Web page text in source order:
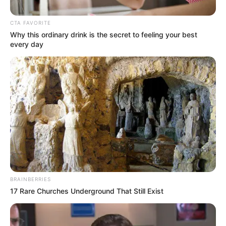
Detol
Dos hombres compartían unas copas de licor y
terminaron dándose la ‘Mundial de rula’.
Por:
Yeison Andrés López Castañeda
Febrero 19, 2024
CTA FAVORITE
Why this ordinary drink is the secret to feeling your best
every day
BRAINBERRIES
17 Rare Churches Underground That Still Exist